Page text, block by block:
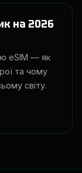
на 2026
eSIM — як
та чому
світу.